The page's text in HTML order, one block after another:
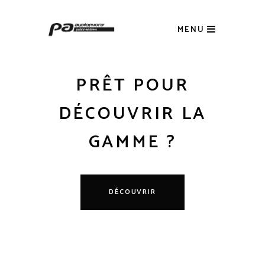
MENU
PRÊT POUR
DÉCOUVRIR LA
GAMME ?
DÉCOUVRIR